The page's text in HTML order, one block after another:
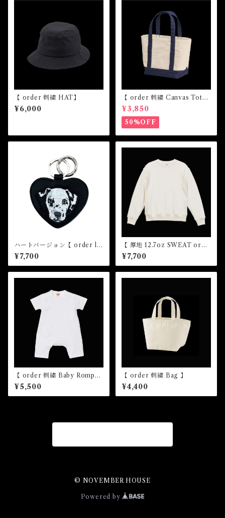
【 order 刺繍 HAT】
¥6,000
【 order 刺繍 Canvas Tote
bag】
¥3,850
50%OFF
ハートバージョン【 order le
ather key ring 】
¥7,700
【 厚地 12.7oz SWEAT orde
r 刺繍 】
¥7,700
【 order 刺繍 Baby Romper
s 】
¥5,500
【 order 刺繍 Bag 】
¥4,400
© NOVEMBER HOUSE
Powered by